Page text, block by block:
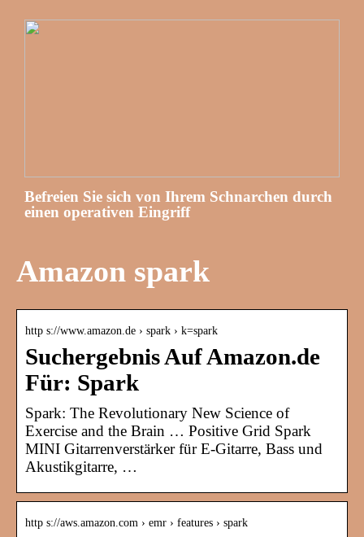
Befreien Sie sich von Ihrem Schnarchen durch
einen operativen Eingriff
Amazon spark
http s://www.amazon.de › spark › k=spark
Suchergebnis Auf Amazon.de
Für: Spark
Spark: The Revolutionary New Science of
Exercise and the Brain … Positive Grid Spark
MINI Gitarrenverstärker für E-Gitarre, Bass und
Akustikgitarre, …
http s://aws.amazon.com › emr › features › spark